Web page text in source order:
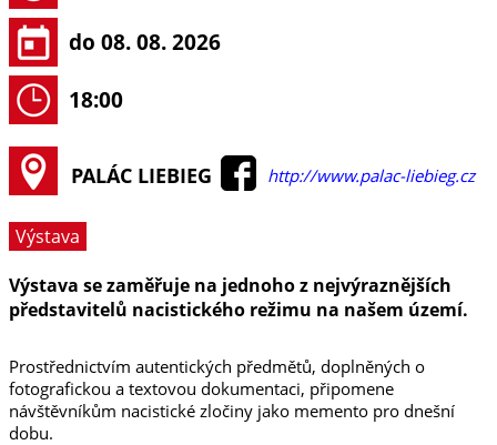
do 08. 08. 2026
18:00
PALÁC LIEBIEG http://www.palac-liebieg.cz
Výstava
Výstava se zaměřuje na jednoho z nejvýraznějších
představitelů nacistického režimu na našem území.
Prostřednictvím autentických předmětů, doplněných o
fotografickou a textovou dokumentaci, připomene
návštěvníkům nacistické zločiny jako memento pro dnešní
dobu.